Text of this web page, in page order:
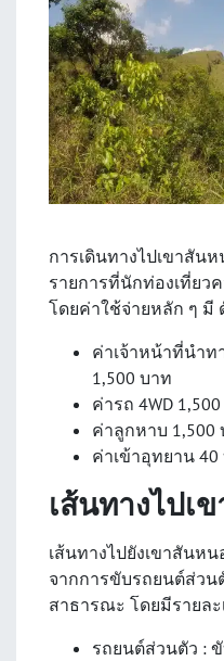
การเดินทางไปเขาสัน
รายการที่นักท่องเที่ยว
โดยค่าใช้จ่ายหลัก ๆ มี
ค่าเจ้าหน้าที่นำท
1,500 บาท
ค่ารถ 4WD
ค่าลูกหาบ 1,500
ค่าเข้าอุทยาน 40
เส้นทางไปเ
เส้นทางไปยังเขาสันห
จากการขับรถยนต์ส่วน
สาธารณะ โดยมีรายละ
รถยนต์ส่วนตัว :